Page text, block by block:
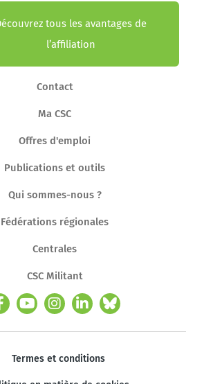
tous les avantages de
l’affiliation
Contact
Ma CSC
Offres d'emploi
Publications et outils
Qui sommes-nous ?
Fédérations régionales
Centrales
CSC Militant
Termes et conditions